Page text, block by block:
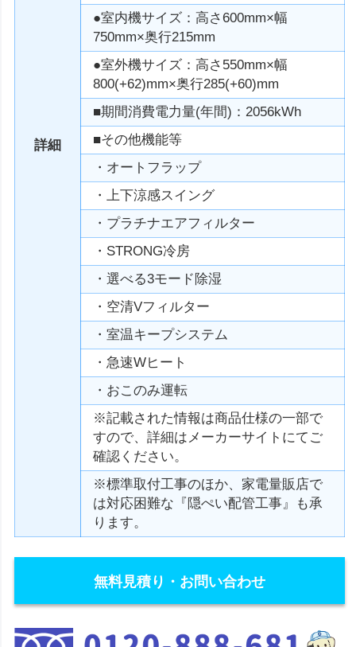
詳細
●室内機サイズ：高さ600mm×幅
750mm×奥行215mm
●室外機サイズ：高さ550mm×幅
800(+62)mm×奥行285(+60)mm
■期間消費電力量(年間)：2056kWh
■その他機能等
・オートフラップ
・上下涼感スイング
・プラチナエアフィルター
・STRONG冷房
・選べる3モード除湿
・空清Vフィルター
・室温キープシステム
・急速Wヒート
・おこのみ運転
※記載された情報は商品仕様の一部で
すので、詳細はメーカーサイトにてご
確認ください。
※標準取付工事のほか、家電量販店で
は対応困難な『隠ぺい配管工事』も承
ります。
無料見積り・お問い合わせ